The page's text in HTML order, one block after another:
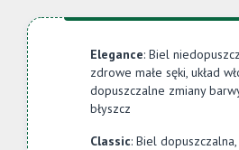
Elegance: Biel
zdrowe małe sęki, układ
dopuszczalne zmiany
błyszcz
Classic: Biel